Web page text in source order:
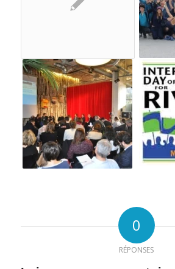
0
RÉPONSES